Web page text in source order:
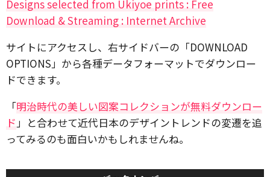
Designs selected from Ukiyoe prints : Free
Download & Streaming : Internet Archive
サイトにアクセスし、右サイドバーの「DOWNLOAD
OPTIONS」から各種データフォーマットでダウンロー
ドできます。
「明治時代の美しい図案コレクションが無料ダウンロー
ド」と合わせて近代日本のデザイントレンドの変遷を追
ってみるのも面白いかもしれませんね。